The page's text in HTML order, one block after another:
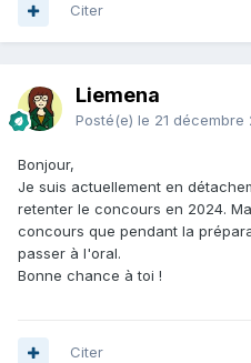
Citer
Liemena
Posté(e) le 21 décembre
Bonjour,
Je suis actuellement en
retenter le concours en 2024.
concours que pendant la
passer à l'oral.
Bonne chance à toi !
Citer